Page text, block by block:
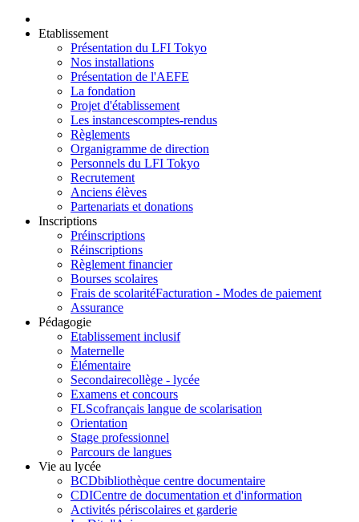
Etablissement
Présentation du LFI Tokyo
Nos installations
Présentation de l'AEFE
La fondation
Projet d'établissement
Les instancescomptes-rendus
Règlements
Organigramme de direction
Personnels du LFI Tokyo
Recrutement
Anciens élèves
Partenariats et donations
Inscriptions
Préinscriptions
Réinscriptions
Règlement financier
Bourses scolaires
Frais de scolaritéFacturation - Modes de paiement
Assurance
Pédagogie
Etablissement inclusif
Maternelle
Élémentaire
Secondairecollège - lycée
Examens et concours
FLScofrançais langue de scolarisation
Orientation
Stage professionnel
Parcours de langues
Vie au lycée
BCDbibliothèque centre documentaire
CDICentre de documentation et d'information
Activités périscolaires et garderie